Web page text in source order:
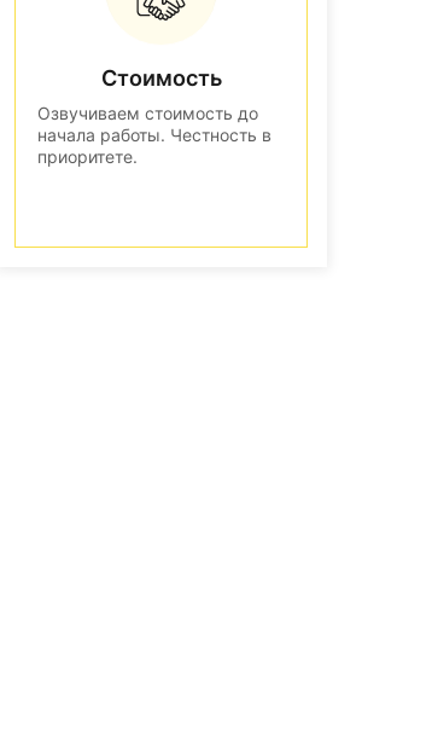
Стоимость
Озвучиваем стоимость до
начала работы. Честность в
приоритете.